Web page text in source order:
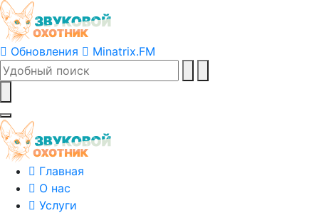
Обновления Minatrix.FM
Главная
О нас
Услуги